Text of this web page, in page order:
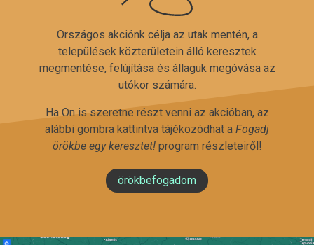
Országos akciónk célja az utak mentén, a
települések közterületein álló keresztek
megmentése, felújítása és állaguk megóvása az
utókor számára.
Ha Ön is szeretne részt venni az akcióban, az
alábbi gombra kattintva tájékozódhat a Fogadj
örökbe egy keresztet!program részleteiről!
örökbefogadom